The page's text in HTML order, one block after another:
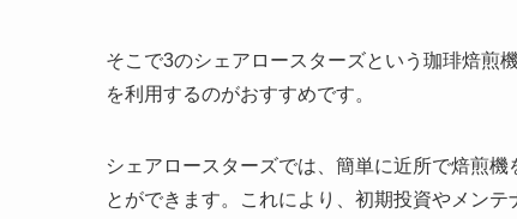
そこで3のシェアロースターズという珈琲焙煎
を利用するのがおすすめです。
シェアロースターズでは、簡単に近所で焙煎
とができます。これにより、初期投資やメン